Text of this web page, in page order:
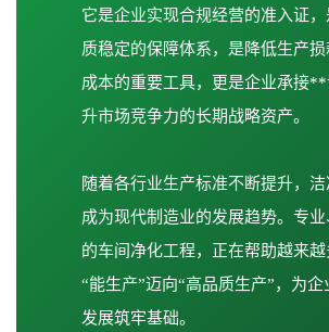
它是企业实现合规经营的准入证
质稳定的保障体系，是降低生产
成本的重要工具，更是企业承接
升市场竞争力的长期战略资产。
随着各行业生产标准不断提升，
成为现代制造业的发展趋势。专
的车间净化工程，正在帮助越来
“能生产”迈向“高品质生产”，为
发展筑牢基础。